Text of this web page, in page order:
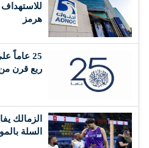
هرمز
25 عاماً
ربع قرن من
الزمالك
السلة